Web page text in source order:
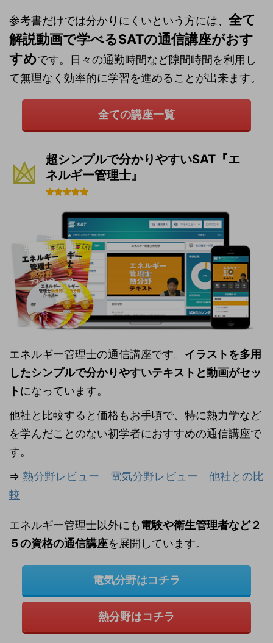
参考書だけでは分かりにくいという方には、 全て
解説動画で学べるSATの通信講座がおす
すめです。日々の通勤時間など隙間時間を利用し
て無理なく効率的に学習を進めることが出来ます。
全ての講座一覧
超シンプルで分かりやすいSAT『エ
ネルギー管理士』
エネルギー管理士の通信講座です。 イラストを多用
したシンプルで分かりやすいテキストと動画がセッ
トになっています。
他社と比較すると価格もお手頃で、特に熱力学など
を学んだことのない初学者におすすめの通信講座で
す。
⇒ 熱分野レビュー 電気分野レビュー
他社との比
較
エネルギー管理士以外にも電験や衛生管理者など２
５の資格の通信講座を展開しています。
電気分野はコチラ
熱分野はコチラ